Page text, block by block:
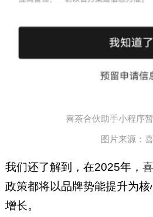
喜茶合伙助手小程序
图片来源：
我们还了解到，在2025年，
政策都将以品牌势能提升为
增长。